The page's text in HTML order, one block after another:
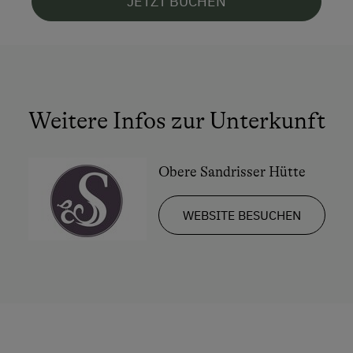
Weitere Infos zur Unterkunft
Obere Sandrisser Hütte
WEBSITE BESUCHEN